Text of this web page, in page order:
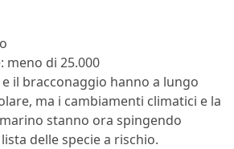
meno di 25.000
il bracconaggio hanno a lungo
ma i cambiamenti climatici e la
stanno ora spingendo
delle specie a rischio.